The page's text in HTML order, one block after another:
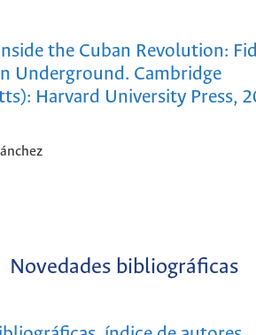
the Cuban Revolution:
Underground. Cambridge
Harvard University Press,
Novedades bibliográficas